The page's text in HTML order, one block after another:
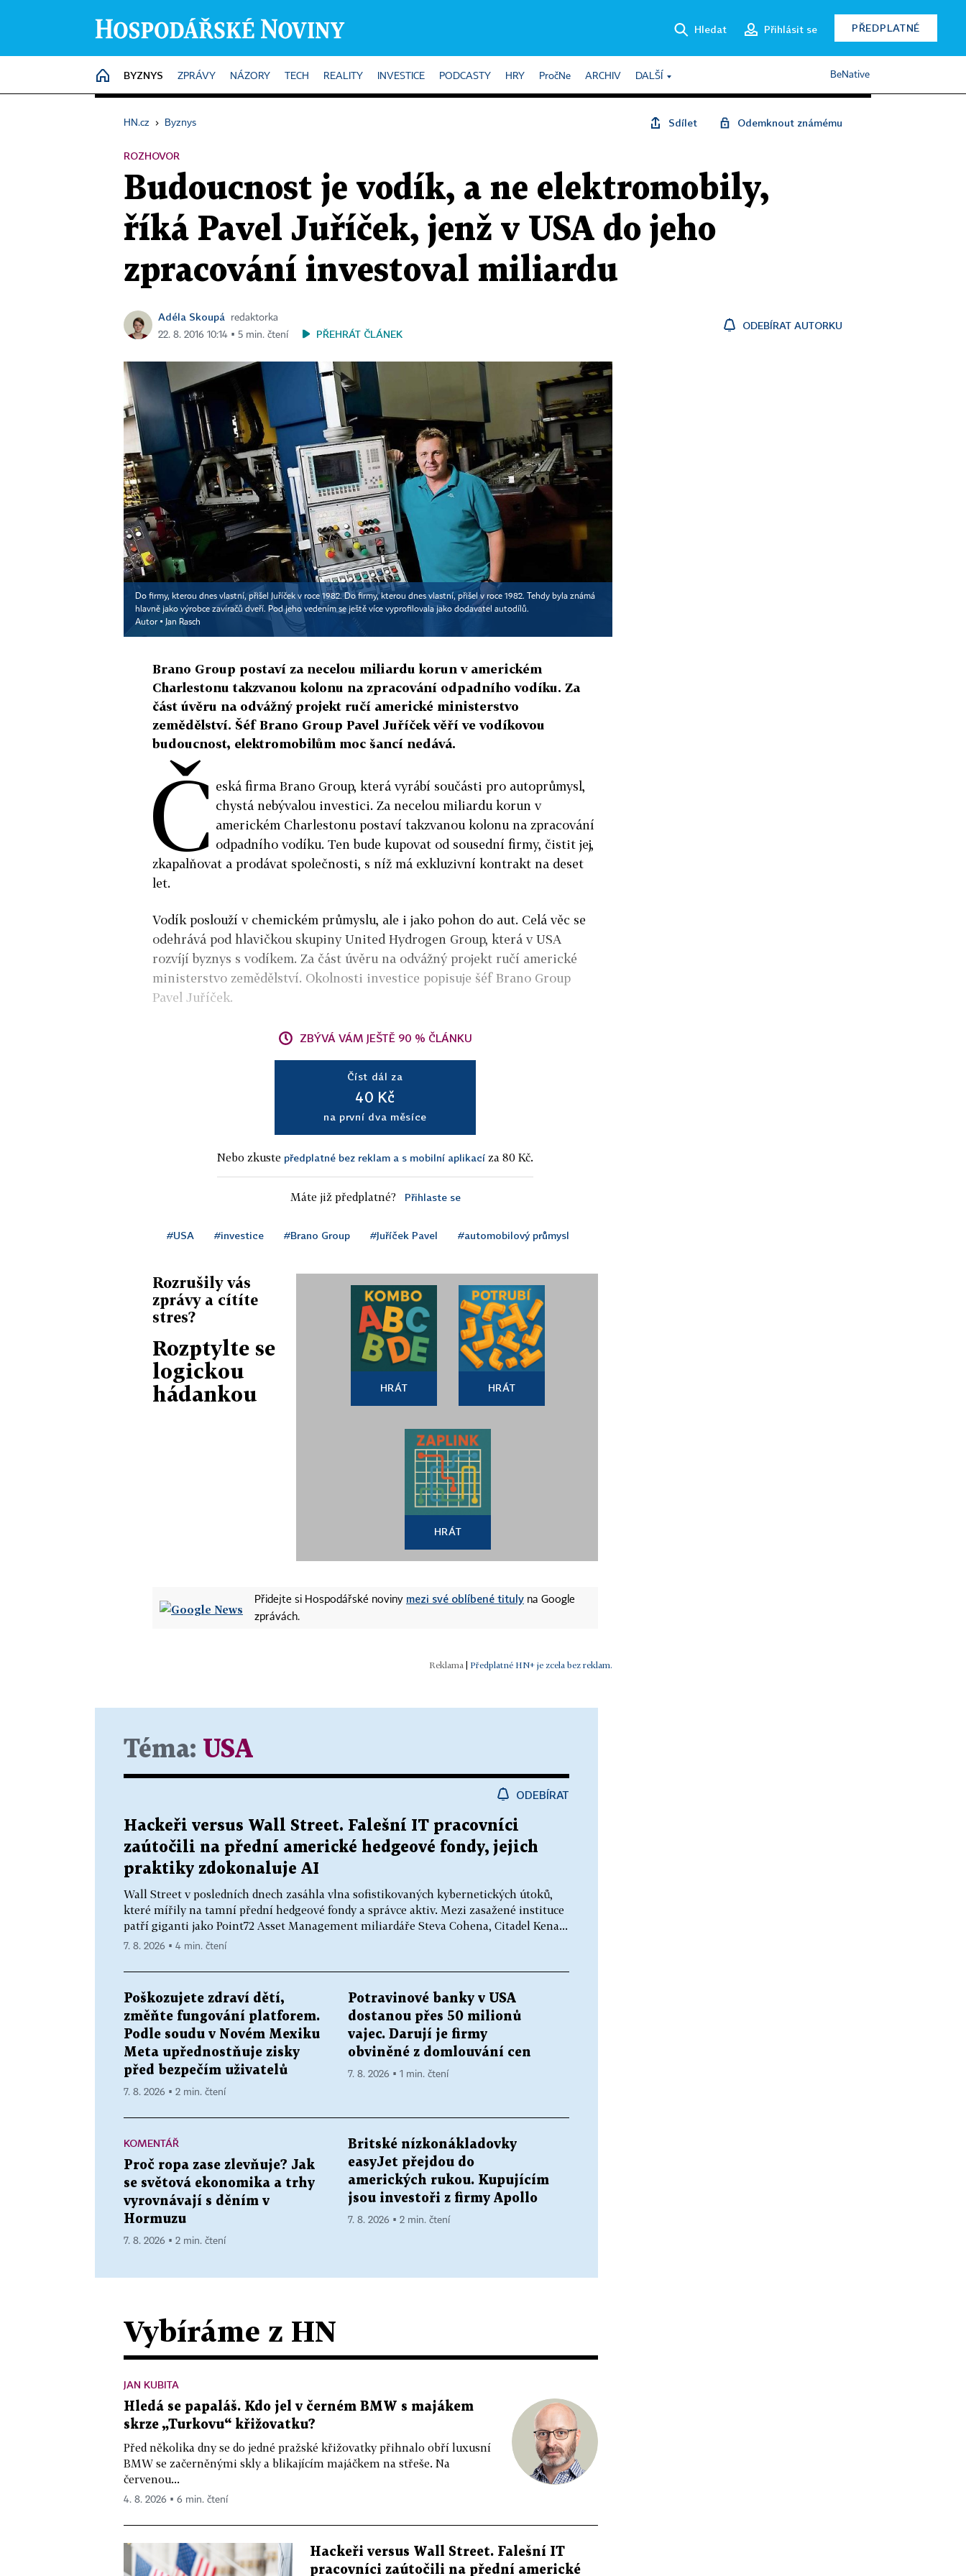
Hledat Přihlásit se PŘEDPLATNÉ
HOME
BYZNYS ZPRÁVY NÁZORY TECH REALITY INVESTICE PODCASTY HRY PročNe ARCHIV DALŠÍ BeNative
HN.cz › Byznys Sdílet Odemknout známému
ROZHOVOR
Budoucnost je vodík, a ne elektromobily,
říká Pavel Juříček, jenž v USA do jeho
zpracování investoval miliardu
Adéla Skoupá
redaktorka
22. 8. 2016 10:14 ▪ 5 min. čtení
PŘEHRÁT ČLÁNEK
ODEBÍRAT AUTORKU
Do firmy, kterou dnes vlastní, přišel Juříček v roce 1982. Do firmy, kterou dnes vlastní, přišel v roce 1982. Tehdy byla známá
hlavně jako výrobce zavíračů dveří. Pod jeho vedením se ještě více vyprofilovala jako dodavatel autodílů.
Autor ▪ Jan Rasch
Brano Group postaví za necelou miliardu korun v americkém
Charlestonu takzvanou kolonu na zpracování odpadního vodíku. Za
část úvěru na odvážný projekt ručí americké ministerstvo
zemědělství. Šéf Brano Group Pavel Juříček věří ve vodíkovou
budoucnost, elektromobilům moc šancí nedává.
Č eská firma Brano Group, která vyrábí součásti pro autoprůmysl,
chystá nebývalou investici. Za necelou miliardu korun v
americkém Charlestonu postaví takzvanou kolonu na zpracování
odpadního vodíku. Ten bude kupovat od sousední firmy, čistit jej,
zkapalňovat a prodávat společnosti, s níž má exkluzivní kontrakt na deset
let.
Vodík poslouží v chemickém průmyslu, ale i jako pohon do aut. Celá věc se
odehrává pod hlavičkou skupiny United Hydrogen Group, která v USA
rozvíjí byznys s vodíkem. Za část úvěru na odvážný projekt ručí americké
ministerstvo zemědělství. Okolnosti investice popisuje šéf Brano Group
Pavel Juříček.
ZBÝVÁ VÁM JEŠTĚ 90 % ČLÁNKU
Číst dál za
40 Kč
na první dva měsíce
Nebo zkuste předplatné bez reklam a s mobilní aplikací za 80 Kč.
Máte již předplatné? Přihlaste se
#USA #investice #Brano Group #Juříček Pavel #automobilový průmysl
Rozrušily vás
zprávy a cítíte
stres?
Rozptylte se
logickou
hádankou
HRÁT HRÁT
HRÁT
Přidejte si Hospodářské noviny mezi své oblíbené tituly na Google
zprávách.
| Předplatné HN+ je zcela bez reklam.
Téma: USA
ODEBÍRAT
Hackeři versus Wall Street. Falešní IT pracovníci
zaútočili na přední americké hedgeové fondy, jejich
praktiky zdokonaluje AI
Wall Street v posledních dnech zasáhla vlna sofistikovaných kybernetických útoků,
které mířily na tamní přední hedgeové fondy a správce aktiv. Mezi zasažené instituce
patří giganti jako Point72 Asset Management miliardáře Steva Cohena, Citadel Kena...
7. 8. 2026 ▪ 4 min. čtení
Poškozujete zdraví dětí,
změňte fungování platforem.
Podle soudu v Novém Mexiku
Meta upřednostňuje zisky
před bezpečím uživatelů
7. 8. 2026 ▪ 2 min. čtení
Potravinové banky v USA
dostanou přes 50 milionů
vajec. Darují je firmy
obviněné z domlouvání cen
7. 8. 2026 ▪ 1 min. čtení
KOMENTÁŘ
Proč ropa zase zlevňuje? Jak
se světová ekonomika a trhy
vyrovnávají s děním v
Hormuzu
7. 8. 2026 ▪ 2 min. čtení
Britské nízkonákladovky
easyJet přejdou do
amerických rukou. Kupujícím
jsou investoři z firmy Apollo
7. 8. 2026 ▪ 2 min. čtení
Vybíráme z HN
JAN KUBITA
Hledá se papaláš. Kdo jel v černém BMW s majákem
skrze „Turkovu“ křižovatku?
Před několika dny se do jedné pražské křižovatky přihnalo obří luxusní
BMW se začerněnými skly a blikajícím majáčkem na střeše. Na
červenou...
4. 8. 2026 ▪ 6 min. čtení
Hackeři versus Wall Street. Falešní IT
pracovníci zaútočili na přední americké